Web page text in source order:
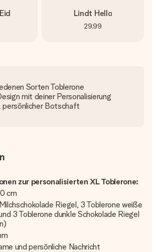
Lindt Hello
29,99
Sorten Toblerone
mit deiner Personalisierung
persönlicher Botschaft
zur personalisierten XL Toblerone:
cm
Riegel, 3 Toblerone weiße
3 Toblerone dunkle Schokolade Riegel
und persönliche Nachricht